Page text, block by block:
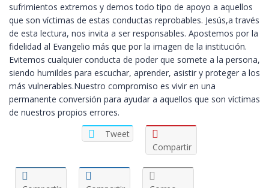
sufrimientos extremos y demos todo tipo de apoyo a aquellos
que son víctimas de estas conductas reprobables. Jesús,a través
de esta lectura, nos invita a ser responsables. Apostemos por la
fidelidad al Evangelio más que por la imagen de la institución.
Evitemos cualquier conducta de poder que somete a la persona,
siendo humildes para escuchar, aprender, asistir y proteger a los
más vulnerables.Nuestro compromiso es vivir en una
permanente conversión para ayudar a aquellos que son víctimas
de nuestros propios errores.
Tweet
Compartir